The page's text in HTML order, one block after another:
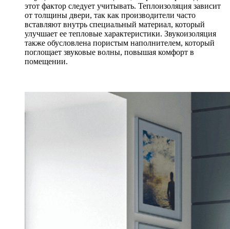
этот фактор следует учитывать. Теплоизоляция зависит
от толщины двери, так как производители часто
вставляют внутрь специальный материал, который
улучшает ее тепловые характеристики. Звукоизоляция
также обусловлена пористым наполнителем, который
поглощает звуковые волны, повышая комфорт в
помещении.